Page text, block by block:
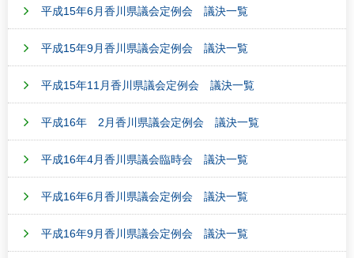
平成15年6月香川県議会定例会 議決一覧
平成15年9月香川県議会定例会 議決一覧
平成15年11月香川県議会定例会 議決一覧
平成16年 2月香川県議会定例会 議決一覧
平成16年4月香川県議会臨時会 議決一覧
平成16年6月香川県議会定例会 議決一覧
平成16年9月香川県議会定例会 議決一覧